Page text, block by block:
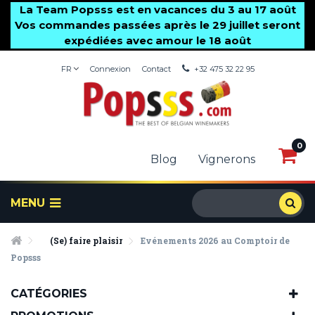
La Team Popsss est en vacances du 3 au 17 août
Vos commandes passées après le 29 juillet seront
expédiées avec amour le 18 août
FR Connexion Contact +32 475 32 22 95
Blog Vignerons
0
0
MENU
(Se) faire plaisir
Evénements 2026 au Comptoir de
Popsss
CATÉGORIES